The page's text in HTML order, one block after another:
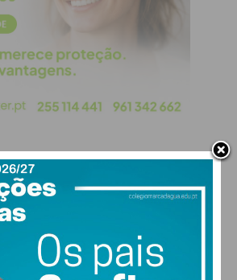
PAÇOS DE FERREIRA
88% humidade
vento: 1m/s E
MAX 17 • MIN 17